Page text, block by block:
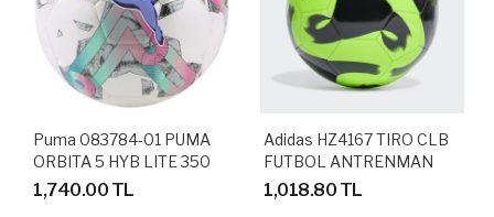
Puma 083784-01 PUMA
ORBITA 5 HYB LITE 350
HAFİF AĞIRLIKTA FUTBOL
ANTRENMAN TOPU
1,740.00 TL
Adidas HZ4167 TIRO CLB
FUTBOL ANTRENMAN
TOPU
1,018.80 TL